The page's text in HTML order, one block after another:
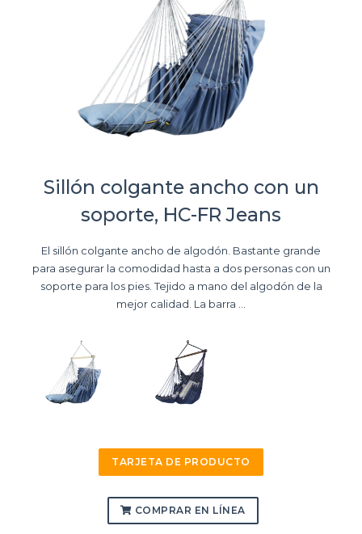
Sillón colgante ancho con un
soporte, HC-FR Jeans
El sillón colgante ancho de algodón. Bastante grande
para asegurar la comodidad hasta a dos personas con un
soporte para los pies. Tejido a mano del algodón de la
mejor calidad. La barra ...
TARJETA DE PRODUCTO
COMPRAR EN LÍNEA